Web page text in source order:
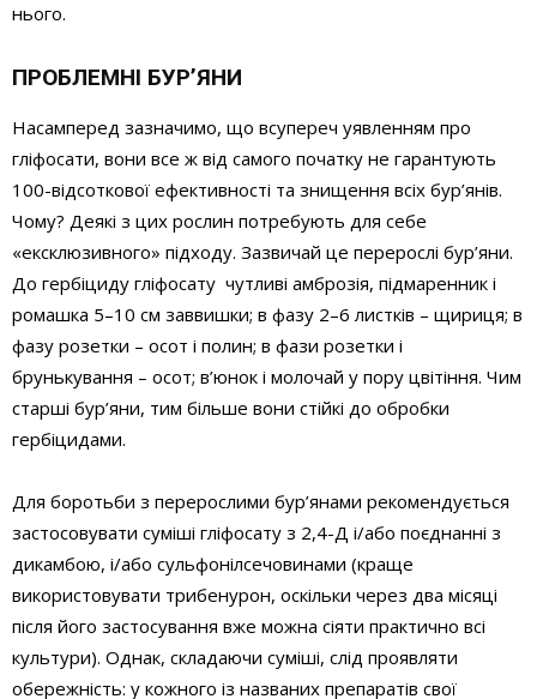
нього.
ПРОБЛЕМНІ БУР’ЯНИ
Насамперед зазначимо, що всупереч уявленням про
гліфосати, вони все ж від самого початку не гарантують
100-відсоткової ефективності та знищення всіх бур’янів.
Чому? Деякі з цих рослин потребують для себе
«ексклюзивного» підходу. Зазвичай це перерослі бур’яни.
До гербіциду гліфосату чутливі амброзія, підмаренник і
ромашка 5–10 см заввишки; в фазу 2–6 листків – щириця; в
фазу розетки – осот і полин; в фази розетки і
брунькування – осот; в’юнок і молочай у пору цвітіння. Чим
старші бур’яни, тим більше вони стійкі до обробки
гербіцидами.
Для боротьби з перерослими бур’янами рекомендується
застосовувати суміші гліфосату з 2,4-Д і/або поєднанні з
дикамбою, і/або сульфонілсечовинами (краще
використовувати трибенурон, оскільки через два місяці
після його застосування вже можна сіяти практично всі
культури). Однак, складаючи суміші, слід проявляти
обережність: у кожного із названих препаратів свої